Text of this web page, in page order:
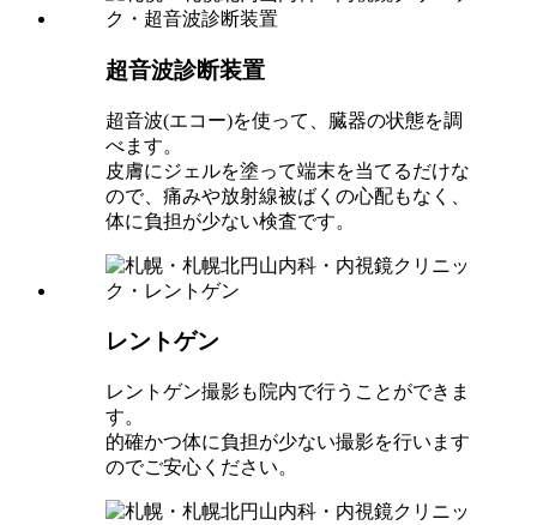
超音波診断装置
超音波(エコー)を使って、臓器の状態を調
べます。
皮膚にジェルを塗って端末を当てるだけな
ので、痛みや放射線被ばくの心配もなく、
体に負担が少ない検査です。
レントゲン
レントゲン撮影も院内で行うことができま
す。
的確かつ体に負担が少ない撮影を行います
のでご安心ください。